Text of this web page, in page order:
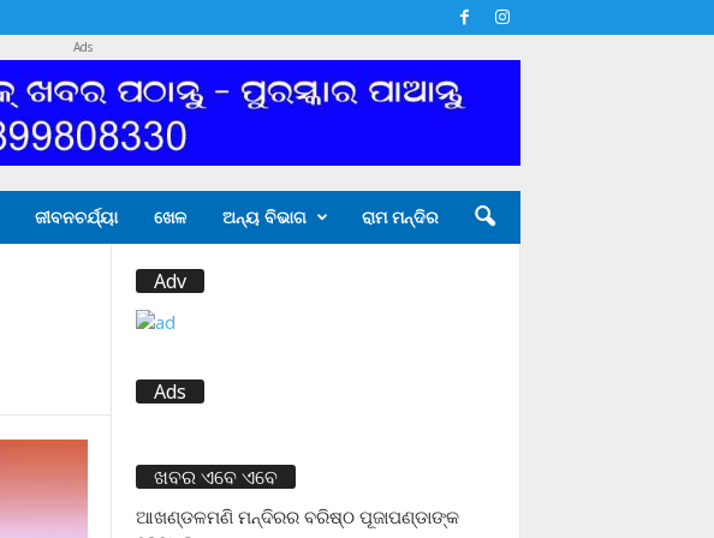
Ads
ଜୀବନଚର୍ଯ୍ୟା ଖେଳ ଅନ୍ୟ ବିଭାଗ ରାମ ମନ୍ଦିର
Adv
Ads
ଖବର ଏବେ ଏବେ
ଆଖଣ୍ଡଳମଣି ମନ୍ଦିରର ବରିଷ୍ଠ ପୂଜାପଣ୍ଡାଙ୍କ